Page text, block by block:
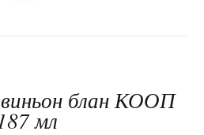
блан КООП
187 мл